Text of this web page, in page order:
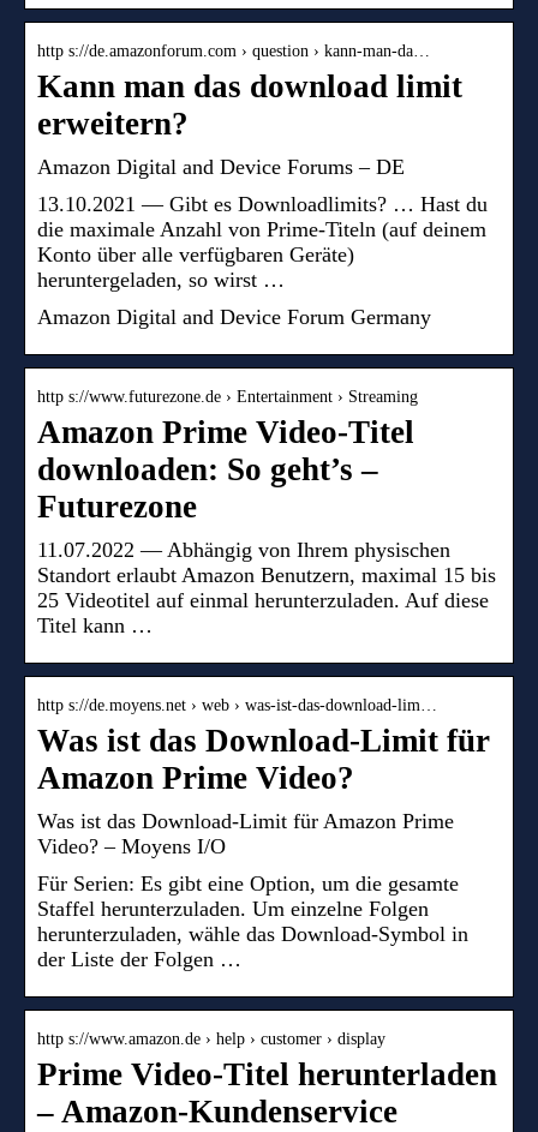
http s://de.amazonforum.com › question › kann-man-da…
Kann man das download limit
erweitern?
Amazon Digital and Device Forums – DE
13.10.2021 — Gibt es Downloadlimits? … Hast du
die maximale Anzahl von Prime-Titeln (auf deinem
Konto über alle verfügbaren Geräte)
heruntergeladen, so wirst …
Amazon Digital and Device Forum Germany
http s://www.futurezone.de › Entertainment › Streaming
Amazon Prime Video-Titel
downloaden: So geht’s –
Futurezone
11.07.2022 — Abhängig von Ihrem physischen
Standort erlaubt Amazon Benutzern, maximal 15 bis
25 Videotitel auf einmal herunterzuladen. Auf diese
Titel kann …
http s://de.moyens.net › web › was-ist-das-download-lim…
Was ist das Download-Limit für
Amazon Prime Video?
Was ist das Download-Limit für Amazon Prime
Video? – Moyens I/O
Für Serien: Es gibt eine Option, um die gesamte
Staffel herunterzuladen. Um einzelne Folgen
herunterzuladen, wähle das Download-Symbol in
der Liste der Folgen …
http s://www.amazon.de › help › customer › display
Prime Video-Titel herunterladen
– Amazon-Kundenservice